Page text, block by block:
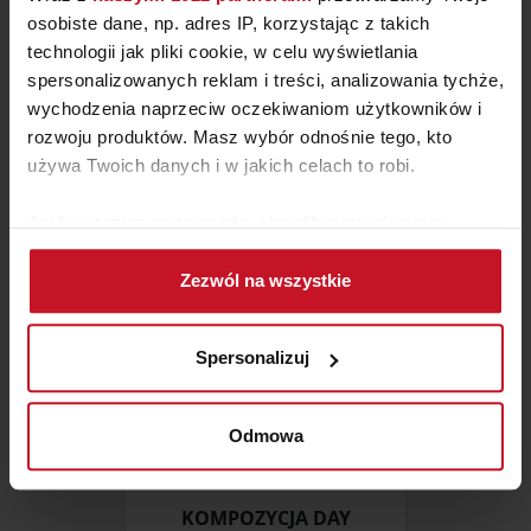
osobiste dane, np. adres IP, korzystając z takich
technologii jak pliki cookie, w celu wyświetlania
spersonalizowanych reklam i treści, analizowania tychże,
wychodzenia naprzeciw oczekiwaniom użytkowników i
rozwoju produktów. Masz wybór odnośnie tego, kto
używa Twoich danych i w jakich celach to robi.
Gromadzić dane dotyczące Twojej lokalizacji
geograficznej z dokładnością nawet do kilku metrów
Identyfikować Twoje urządzenie, aktywnie
(fingerprinting, czyli wirtualny odcisk palca)
Dowiedz się więcej odnośnie tego, jak Twoje osobiste
dane są przetwarzane oraz ustaw własne preferencje w
zmienić lub wycofać swoją zgodę w dowolnej chwili.
Zezwól na wszystkie
Spersonalizuj
Odmowa
KRZESŁO DĘBOWE KT394
ZAPYTAJ O CENĘ W SALONIE
KOMPOZYCJA DAY